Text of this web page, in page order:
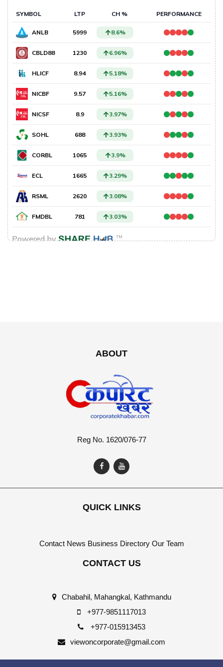
ABOUT
Reg No. 1620/076-77
QUICK LINKS
Contact News Business Directory Our Team
CONTACT US
Chabahil, Mahangkal, Kathmandu
+977-9851117013
+977-015913453
viewoncorporate@gmail.com